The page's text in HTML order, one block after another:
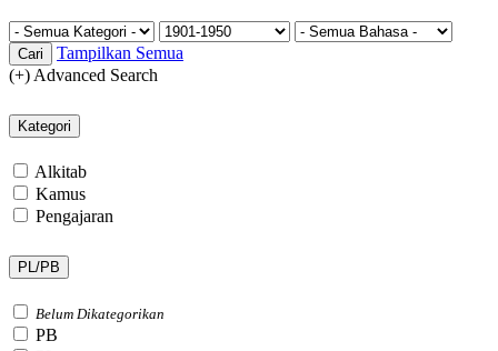
Cari
Tampilkan Semua
(+) Advanced Search
Kategori
Alkitab
Kamus
Pengajaran
PL/PB
Belum Dikategorikan
PB